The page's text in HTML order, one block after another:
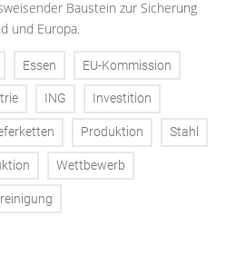
Baustein zur Sicherung
und Europa.
Essen EU-Kommission
ING Investition
Produktion Stahl
Wettbewerb